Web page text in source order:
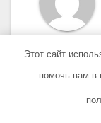
Этот сайт
помочь вам в